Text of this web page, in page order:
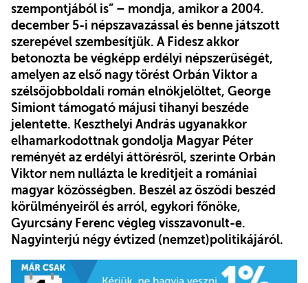
szempontjából is” – mondja, amikor a 2004.
december 5-i népszavazással és benne játszott
szerepével szembesítjük. A Fidesz akkor
betonozta be végképp erdélyi népszerűségét,
amelyen az első nagy törést Orbán Viktor a
szélsőjobboldali román elnökjelöltet, George
Simiont támogató májusi tihanyi beszéde
jelentette. Keszthelyi András ugyanakkor
elhamarkodottnak gondolja Magyar Péter
reményét az erdélyi áttörésről, szerinte Orbán
Viktor nem nullázta le kreditjeit a romániai
magyar közösségben. Beszél az őszödi beszéd
körülményeiről és arról, egykori főnöke,
Gyurcsány Ferenc végleg visszavonult-e.
Nagyinterjú négy évtized (nemzet)politikájáról.